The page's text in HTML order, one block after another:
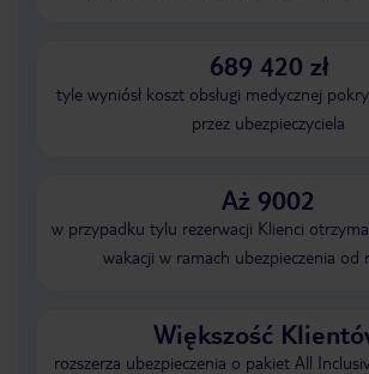
689 420 zł
tyle wyniósł koszt obsługi medycznej
przez ubezpieczyciela
Aż 9002
w przypadku tylu rezerwacji Klienci
wakacji w ramach ubezpieczenia od
Większość
rozszerza ubezpieczenia o pakiet All